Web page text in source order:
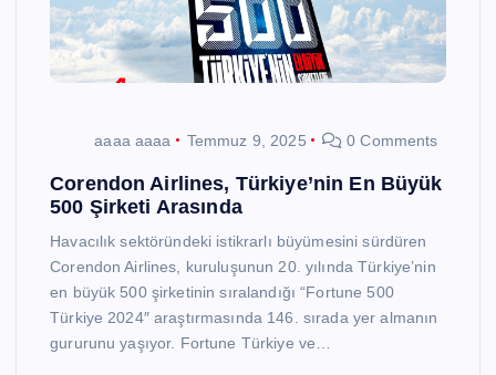
aaaa aaaa Temmuz 9, 2025 0 Comments
Corendon Airlines, Türkiye’nin En Büyük
500 Şirketi Arasında
Havacılık sektöründeki istikrarlı büyümesini sürdüren
Corendon Airlines, kuruluşunun 20. yılında Türkiye’nin
en büyük 500 şirketinin sıralandığı “Fortune 500
Türkiye 2024″ araştırmasında 146. sırada yer almanın
gururunu yaşıyor. Fortune Türkiye ve…